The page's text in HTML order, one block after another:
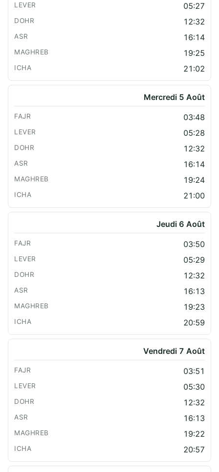
05:27
12:32
16:14
19:25
21:02
Mercredi 5 Août
03:48
05:28
12:32
16:14
19:24
21:00
Jeudi 6 Août
03:50
05:29
12:32
16:13
19:23
20:59
Vendredi 7 Août
03:51
05:30
12:32
16:13
19:22
20:57